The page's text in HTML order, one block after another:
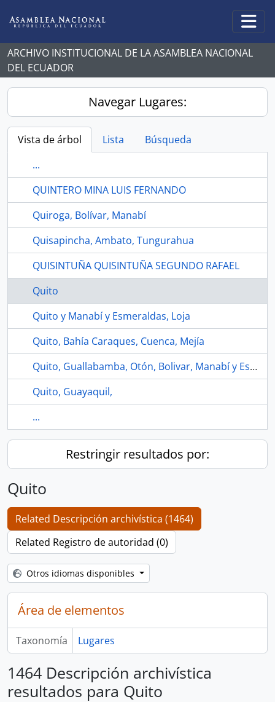
ARCHIVO INSTITUCIONAL DE LA ASAMBLEA NACIONAL
DEL ECUADOR
Navegar Lugares:
Vista de árbol Lista
Búsqueda
...
QUINTERO MINA LUIS FERNANDO
Quiroga, Bolívar, Manabí
Quisapincha, Ambato, Tungurahua
QUISINTUÑA QUISINTUÑA SEGUNDO RAFAEL
Quito
Quito y Manabí y Esmeraldas, Loja
Quito, Bahía Caraques, Cuenca, Mejía
Quito, Guallabamba, Otón, Bolivar, Manabí y Esmeraldas
Quito, Guayaquil,
...
Restringir resultados por:
Quito
Related Descripción archivística (1464)
Related Registro de autoridad (0)
Otros idiomas disponibles
Área de elementos
Taxonomía Lugares
1464 Descripción archivística
resultados para Quito